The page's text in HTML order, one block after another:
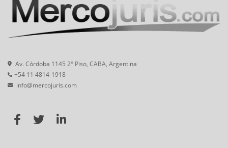
Av. Córdoba 1145 2° Piso, CABA, Argentina
+54 11 4814-1918
info@mercojuris.com